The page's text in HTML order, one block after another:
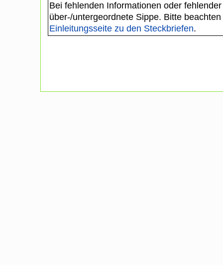
Bei fehlenden Informationen oder
über-/untergeordnete Sippe. Bitte
Einleitungsseite zu den Steckbriefen.